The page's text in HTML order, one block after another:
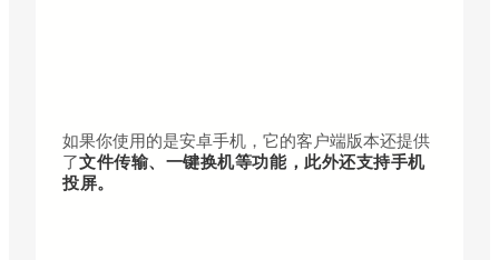
如果你使用的是安卓手机，它的客户端版本还提供
了文件传输、一键换机等功能，此外还支持手机
投屏。